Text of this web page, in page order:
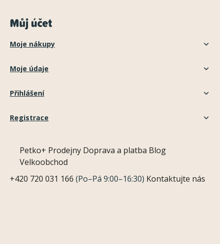
Můj účet
Moje nákupy
Moje údaje
Přihlášení
Registrace
Petko+ Prodejny Doprava a platba Blog
Velkoobchod
+420 720 031 166 (Po–Pá 9:00–16:30) Kontaktujte nás